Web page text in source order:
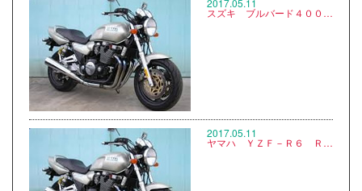
スズキ ブルバード４００ ＶＫ５７A ※写真なし
2017.05.11
ヤマハ ＹＺＦ－Ｒ６ ＲＪ１５ ※写真なし